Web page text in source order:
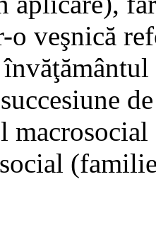
veşnică
macrosocial